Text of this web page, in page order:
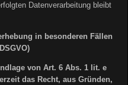
Datenverarbeitung bleibt
in besonderen Fällen
von Art. 6 Abs. 1 lit. e
das Recht, aus Gründen,